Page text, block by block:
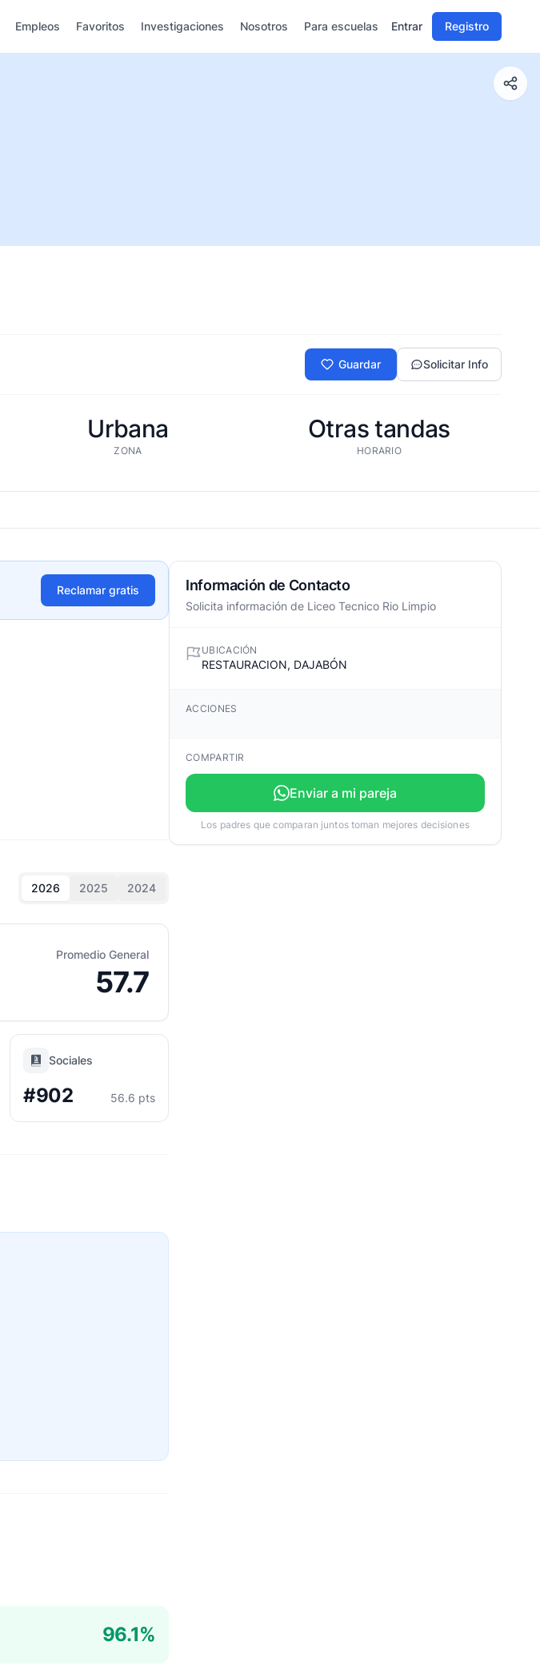
Empleos Favoritos Investigaciones Nosotros Para escuelas Entrar Registro
Guardar Solicitar Info
Urbana
ZONA
Otras tandas
HORARIO
Reclamar gratis
2026 2025 2024
Promedio General
57.7
Sociales
#902 56.6 pts
96.1%
Información de Contacto
Solicita información de Liceo Tecnico Rio Limpio
UBICACIÓN
RESTAURACION, DAJABÓN
ACCIONES
COMPARTIR
Enviar a mi pareja
Los padres que comparan juntos toman mejores decisiones